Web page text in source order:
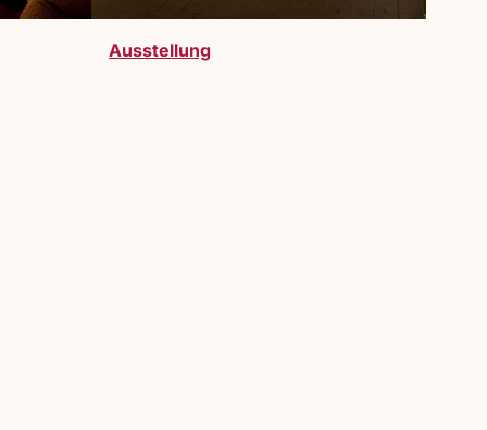
Ausstellung